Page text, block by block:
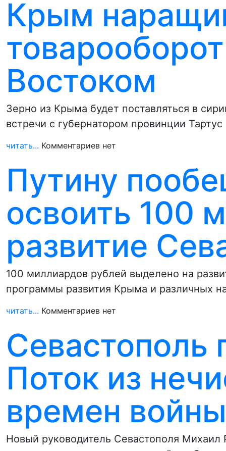
Крым
Востоком
Зерно из Крыма будет поставляться в
встречи с губернатором провинции
читать... Комментариев нет
Путину
освоить 100
развитие
100 миллиардов рублей выделено на
программы развития Крыма и различных
читать... Комментариев нет
Поток из
времен
Новый руководитель Севастополя